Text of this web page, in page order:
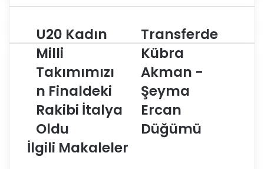
U
2
0
K
d
ı
n
M
l
U20 Kadın
Milli
Takımımızı
n Finaldeki
Rakibi İtalya
Oldu
T
r
a
n
f
e
r
d
Transferde
Kübra
Akman -
Şeyma
Ercan
Düğümü
İlgili Makaleler